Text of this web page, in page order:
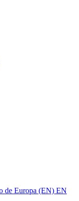
de Europa (EN) EN